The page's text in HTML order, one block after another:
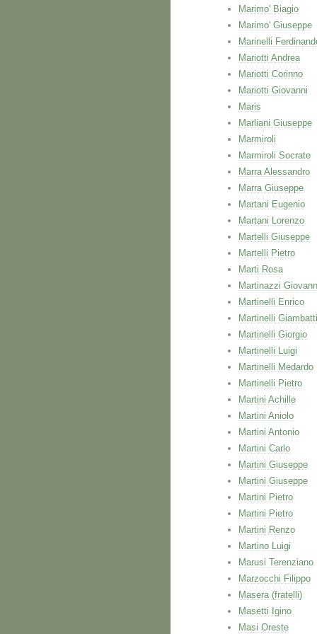
Marimo' Biagio
Marimo' Giuseppe
Marinelli
Mariotti Andrea
Mariotti Corinno
Mariotti Giovanni
Maris
Marliani Giuseppe
Marmiroli
Marmiroli Socrate
Marra Alessandro
Marra Giuseppe
Martani Eugenio
Martani Lorenzo
Martelli Giuseppe
Martelli Pietro
Marti Rosa
Martinazzi
Martinelli Enrico
Martinelli
Martinelli Giorgio
Martinelli Luigi
Martinelli Medardo
Martinelli Pietro
Martini Achille
Martini Aniolo
Martini Antonio
Martini Carlo
Martini Giuseppe
Martini Giuseppe
Martini Pietro
Martini Pietro
Martini Renzo
Martino Luigi
Marusi Terenziano
Marzocchi Filippo
Masera (fratelli)
Masetti Igino
Masi Oreste